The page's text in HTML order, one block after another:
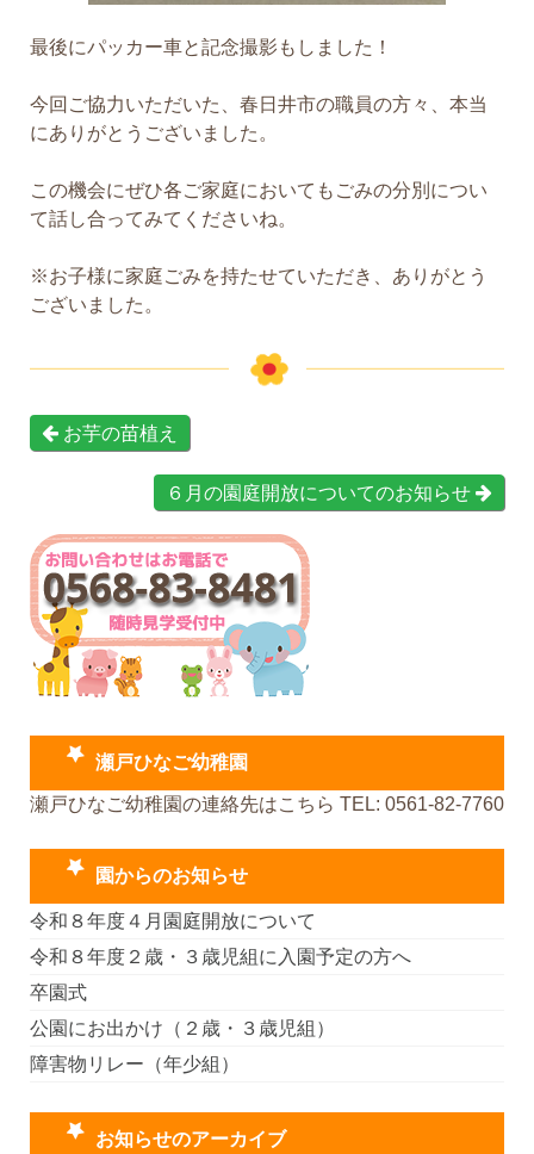
最後にパッカー車と記念撮影もしました！
今回ご協力いただいた、春日井市の職員の方々、本当
にありがとうございました。
この機会にぜひ各ご家庭においてもごみの分別につい
て話し合ってみてくださいね。
※お子様に家庭ごみを持たせていただき、ありがとう
ございました。
お芋の苗植え
６月の園庭開放についてのお知らせ
瀬戸ひなご幼稚園
瀬戸ひなご幼稚園の連絡先はこちら TEL: 0561-82-7760
園からのお知らせ
令和８年度４月園庭開放について
令和８年度２歳・３歳児組に入園予定の方へ
卒園式
公園にお出かけ（２歳・３歳児組）
障害物リレー（年少組）
お知らせのアーカイブ